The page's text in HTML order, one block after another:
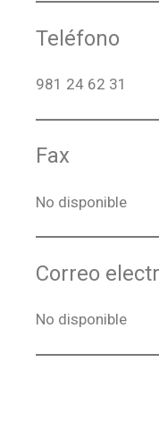
Teléfono
981 24 62 31
Fax
No disponible
Correo
No disponible